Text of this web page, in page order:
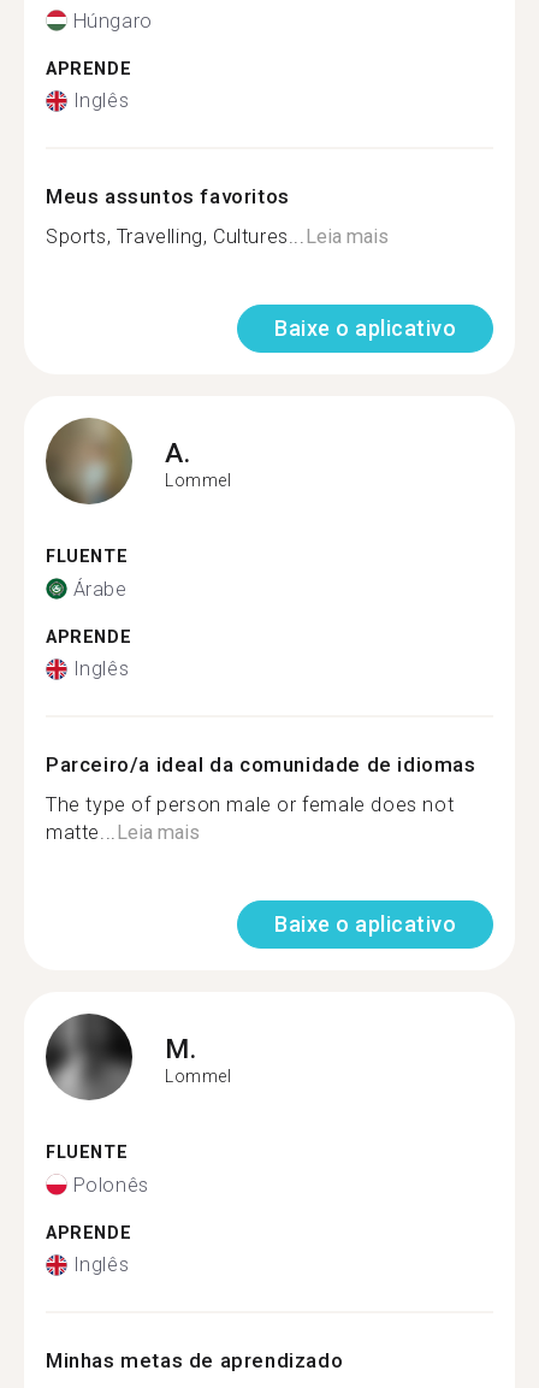
Húngaro
APRENDE
Inglês
Meus assuntos favoritos
Sports, Travelling, Cultures...Leia mais
Baixe o aplicativo
A.
Lommel
FLUENTE
Árabe
APRENDE
Inglês
Parceiro/a ideal da comunidade de idiomas
The type of person male or female does not
matte...Leia mais
Baixe o aplicativo
M.
Lommel
FLUENTE
Polonês
APRENDE
Inglês
Minhas metas de aprendizado